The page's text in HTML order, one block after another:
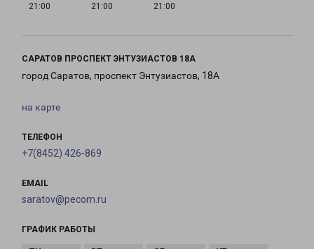
21:00
21:00
21:00
САРАТОВ ПРОСПЕКТ ЭНТУЗИАСТОВ 18А
город Саратов, проспект Энтузиастов, 18А
на карте
ТЕЛЕФОН
+7(8452) 426-869
EMAIL
saratov@pecom.ru
ГРАФИК РАБОТЫ